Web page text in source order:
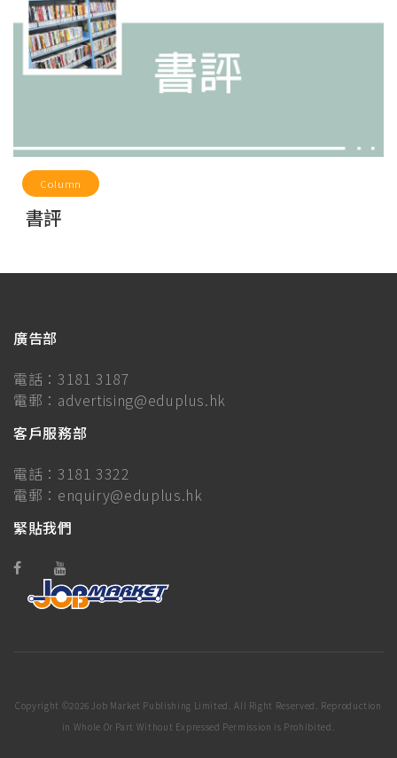
Column
書評
廣告部
電話： 3181 3187
電郵： advertising@eduplus.hk
客戶服務部
電話： 3181 3322
電郵： enquiry@eduplus.hk
緊貼我們
Copyright ©2026 Job Market Publishing Limited. All Right Reserved. Reproduction
in Whole Or Part Without Expressed Permission is Prohibited.